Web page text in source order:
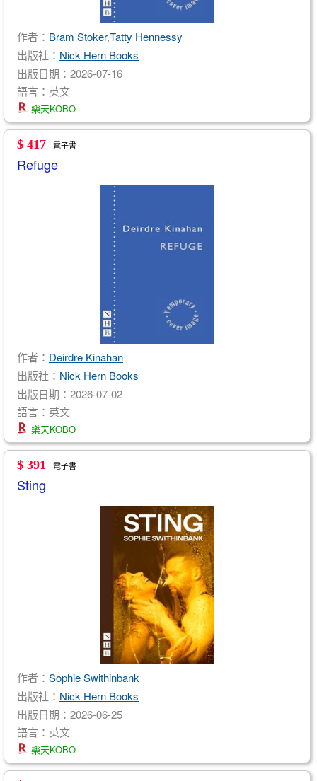
作者： Bram Stoker,Tatty Hennessy
出版社： Nick Hern Books
出版日期：2026-07-16
語言：英文
樂天KOBO
$ 417 電子書
Refuge
作者： Deirdre Kinahan
出版社： Nick Hern Books
出版日期：2026-07-02
語言：英文
樂天KOBO
$ 391 電子書
Sting
作者： Sophie Swithinbank
出版社： Nick Hern Books
出版日期：2026-06-25
語言：英文
樂天KOBO